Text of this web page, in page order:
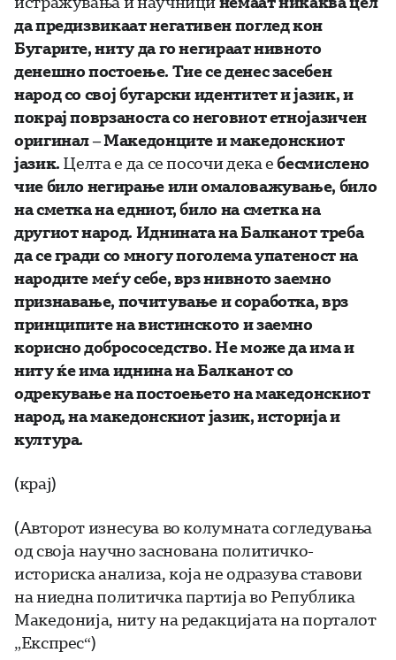
да предизвикаат негативен поглед кон
Бугарите, ниту да го негираат нивното
денешно постоење. Тие се денес засебен
народ со свој бугарски идентитет и јазик,и
покрај поврзаноста со неговиотетнојазичен
оригинал – Македонцитеимакедонскиот
јазик. Целта е да се посочи дека ебесмислено
чие било негирање или омаловажување, било
на сметка на едниот, било на сметка на
другиот народ. Иднината на Балканот треба
да се гради со многу поголема упатеност на
народите меѓу себе, врз нивното заемно
признавање, почитување и соработка, врз
принципите на вистинското и заемно
корисно добрососедство. Не може да има и
ниту ќе има иднина на Балканот со
одрекување на постоењето на македонскиот
народ, на македонскиот јазик, историја и
култура.
(крај)
(Авторот изнесува во колумната согледувања
од своја научно заснована политичко-
историска анализа, која не одразува ставови
на ниедна политичка партија во Република
Македонија, ниту на редакцијата на порталот
„Експрес“)